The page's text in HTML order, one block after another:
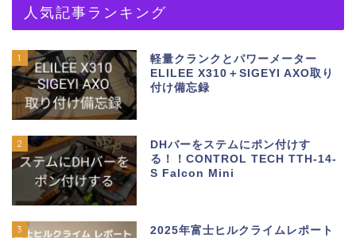
人気記事ランキング
1
軽量クランクとパワーメーター
ELILEE X310＋SIGEYI AXO取り
付け備忘録
2
DHバーをステムにポン付けす
る！！CONTROL TECH TTH-14-
S Falcon Mini
3 2025年富士ヒルクライムレポート